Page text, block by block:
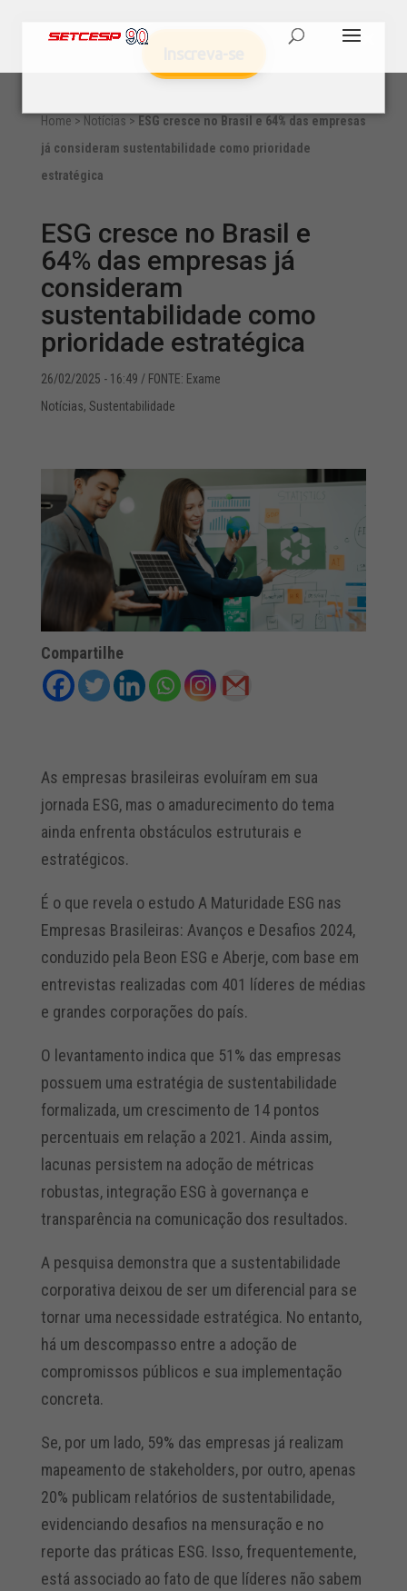
Home > Notícias > ESG cresce no Brasil e 64% das empresas
já consideram sustentabilidade como prioridade
estratégica
ESG cresce no Brasil e
64% das empresas já
consideram
sustentabilidade como
prioridade estratégica
26/02/2025 - 16:49 / FONTE: Exame
Notícias, Sustentabilidade
Compartilhe
As empresas brasileiras evoluíram em sua
jornada ESG, mas o amadurecimento do tema
ainda enfrenta obstáculos estruturais e
estratégicos.
É o que revela o estudo A Maturidade ESG nas
Empresas Brasileiras: Avanços e Desafios 2024,
conduzido pela Beon ESG e Aberje, com base em
entrevistas realizadas com 401 líderes de médias
e grandes corporações do país.
O levantamento indica que 51% das empresas
possuem uma estratégia de sustentabilidade
formalizada, um crescimento de 14 pontos
percentuais em relação a 2021. Ainda assim,
lacunas persistem na adoção de métricas
robustas, integração ESG à governança e
transparência na comunicação dos resultados.
A pesquisa demonstra que a sustentabilidade
corporativa deixou de ser um diferencial para se
tornar uma necessidade estratégica. No entanto,
há um descompasso entre a adoção de
compromissos públicos e sua implementação
concreta.
Se, por um lado, 59% das empresas já realizam
mapeamento de stakeholders, por outro, apenas
20% publicam relatórios de sustentabilidade,
evidenciando desafios na mensuração e no
reporte das práticas ESG. Isso, frequentemente,
está associado ao fato de que líderes não sabem